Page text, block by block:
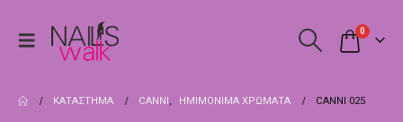
0
ΚΑΤΆΣΤΗΜΑ CANNI, ΗΜΙΜΌΝΙΜΑ ΧΡΏΜΑΤΑ CANNI 025